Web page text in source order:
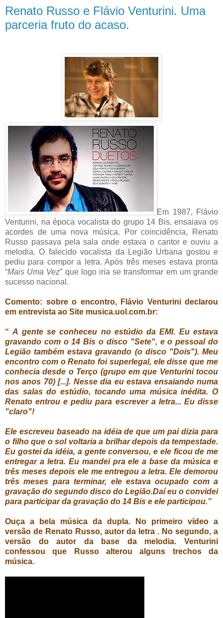
Renato Russo e Flávio Venturini. Uma
parceria fruto do acaso.
Em 1987, Flávio
Venturini, na época vocalista do grupo 14 Bis, ensaiava os
acordes de uma nova música. Por coincidência, Renato
Russo passava pela sala onde estava o cantor e ouviu a
melodia. O falecido vocalista da Legião Urbana gostou e
pediu para compor a letra. Após três meses estava pronta
“Mais Uma Vez” que logo iria se transformar em um grande
sucesso nacional.
Comento: sobre o encontro, Flávio Venturini declarou
em entrevista ao Site musica.uol.com.br:
“A gente se conheceu no estúdio da EMI. Eu estava
gravando com o 14 Bis o disco "Sete", e o pessoal do
Legião também estava gravando (o disco "Dois"). Meu
encontro com o Renato foi superlegal, ele disse que me
conhecia desde o Terço (grupo em que Venturini tocou
nos anos 70) [...]. Nesse dia eu estava ensaiando numa
das salas do estúdio, tocando uma música inédita. O
Renato entrou e pediu para escrever a letra... Eu disse
"claro"!
Ele escreveu baseado na idéia de que um pai dizia para
o filho que o sol voltaria a brilhar depois da tempestade.
Eu gostei da idéia, a gente conversou, e ele ficou de me
entregar a letra. Eu mandei pra ele a base da música e
três meses depois ele me entregou a letra. Ele demorou
três meses para terminar, ele estava ocupado com a
gravação do segundo disco do Legião.Daí eu o convidei
para participar da gravação do 14 Bis e ele participou.”
Ouça a bela música da dupla. No primeiro vídeo a
versão de Renato Russo, autor da letra . No segundo, a
versão do autor da base da melodia. Venturini
confessou que Russo alterou alguns trechos da
música.